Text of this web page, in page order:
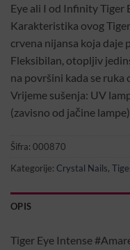
Eye ali I od Infinity Tiger
Karakteristika ovog
crvena nijansa koja daje
Fleksibilan, otopljiv
na površini kada se ruka
Vrijeme sušenja: UV
(zavisno od jačine
Šifra: 000870
Kategorije: Crystal Nails,
OPIS
Tiger Eye Intense